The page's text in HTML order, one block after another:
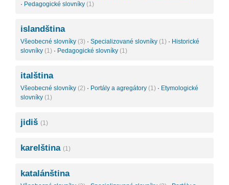
· Pedagogické slovníky (1)
islandština
Všeobecné slovníky (3) · Specializované slovníky (1) · Historické
slovníky (1) · Pedagogické slovníky (1)
italština
Všeobecné slovníky (2) · Portály a agregátory (1) · Etymologické
slovníky (1)
jidiš (1)
karelština (1)
katalánština